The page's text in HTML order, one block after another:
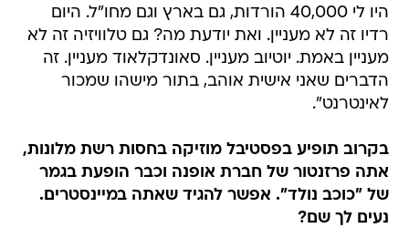
היו לי 40,000 הורדות, גם בארץ וגם מחו"ל. היום
רדיו זה לא מעניין. ואת יודעת מה? גם טלוויזיה זה לא
מעניין באמת. יוטיוב מעניין. סאונדקלאוד מעניין. זה
הדברים שאני אישית אוהב, בתור מישהו שמכור
לאינטרנט".
בקרוב תופיע בפסטיבל מוזיקה בחסות רשת מלונות,
אתה פרזנטור של חברת אופנה וכבר הופעת בגמר
של "כוכב נולד". אפשר להגיד שאתה במיינסטרים.
נעים לך שם?